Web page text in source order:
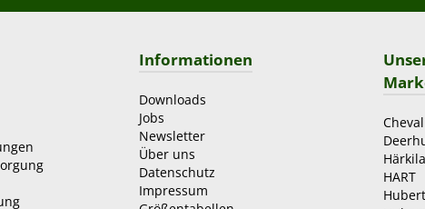
Informationen
Downloads
Jobs
Newsletter
Über uns
Datenschutz
Impressum
Härkila
HART